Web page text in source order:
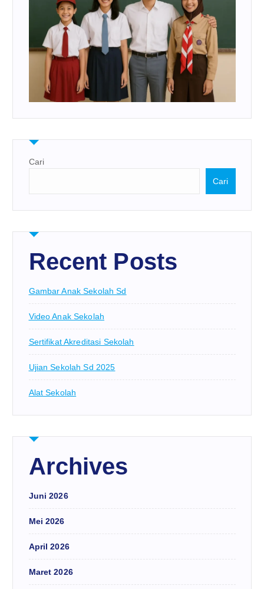
Cari
Cari
Recent Posts
Gambar Anak Sekolah Sd
Video Anak Sekolah
Sertifikat Akreditasi Sekolah
Ujian Sekolah Sd 2025
Alat Sekolah
Archives
Juni 2026
Mei 2026
April 2026
Maret 2026